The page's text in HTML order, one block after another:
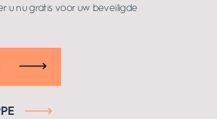
u nu gratis voor uw beveiligde